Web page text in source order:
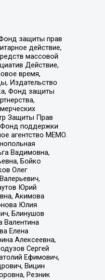
защиты прав
действие,
массовой
Действие,
время,
Издательство
Фонд защиты
Защиты Прав
Фонд поддержки
агентство МЕМО.
Вадимовна,
Бойко
Олег
Юрий
Акимова
Юлия
Блинушов
Валентина
Елена
Алексеевна,
Сергей
Ефимович,
Вицин
Резник